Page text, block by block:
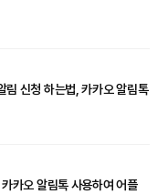
림 신청 하는법, 카카오 알림톡
카오 알림톡 사용하여 어플